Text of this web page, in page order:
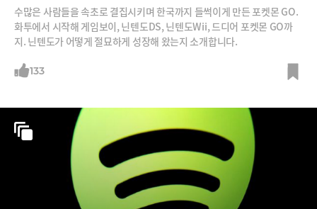
수많은 사람들을 속초로 결집시키며 한국까지 들썩이게 만든 포켓몬 GO.
화투에서 시작해 게임보이, 닌텐도DS, 닌텐도Wii, 드디어 포켓몬 GO까
지. 닌텐도가 어떻게 절묘하게 성장해 왔는지 소개합니다.
133